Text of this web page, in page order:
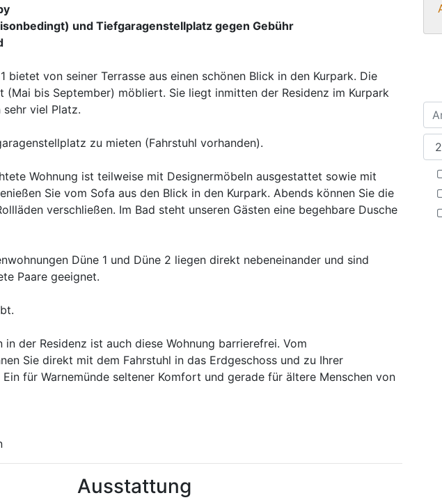
und Tiefgaragenstellplatz gegen Gebühr
bietet von seiner Terrasse aus einen schönen Blick in den Kurpark. Die
(Mai bis September) möbliert. Sie liegt inmitten der Residenz im Kurpark
viel Platz.
zu mieten (Fahrstuhl vorhanden).
Wohnung ist teilweise mit Designermöbeln ausgestattet sowie mit
Sie vom Sofa aus den Blick in den Kurpark. Abends können Sie die
verschließen. Im Bad steht unseren Gästen eine begehbare Dusche
Düne 1 und Düne 2 liegen direkt nebeneinander und sind
Paare geeignet.
in der Residenz ist auch diese Wohnung barrierefrei. Vom
Sie direkt mit dem Fahrstuhl in das Erdgeschoss und zu Ihrer
Ein für Warnemünde seltener Komfort und gerade für ältere Menschen von
Ausstattung